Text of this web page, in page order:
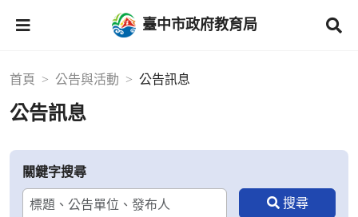
臺中市政府教育局
首頁 公告與活動 公告訊息
公告訊息
關鍵字搜尋